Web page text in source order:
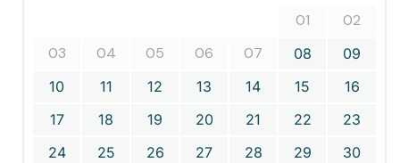
01
02
03
04 05 06 07 08
09
10
11 12 13 14 15
16
17
18 19 20 21 22
23
24
25 26 27 28 29
30